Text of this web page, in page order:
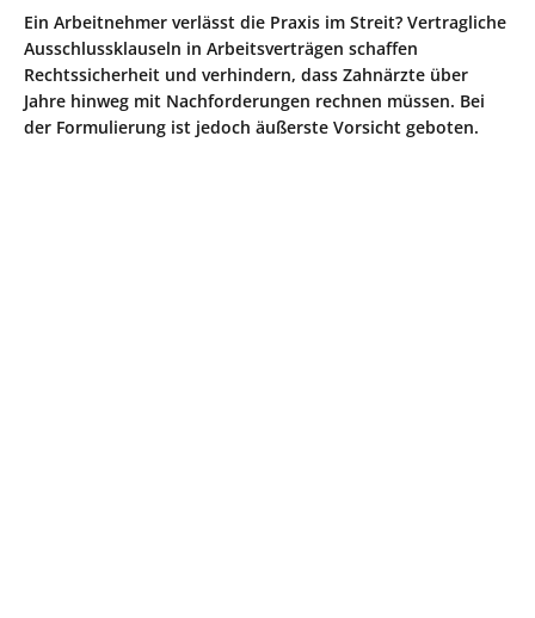
Ein Arbeitnehmer verlässt die Praxis im Streit? Vertragliche
Ausschlussklauseln in Arbeitsverträgen schaffen
Rechtssicherheit und verhindern, dass Zahnärzte über
Jahre hinweg mit Nachforderungen rechnen müssen. Bei
der Formulierung ist jedoch äußerste Vorsicht geboten.